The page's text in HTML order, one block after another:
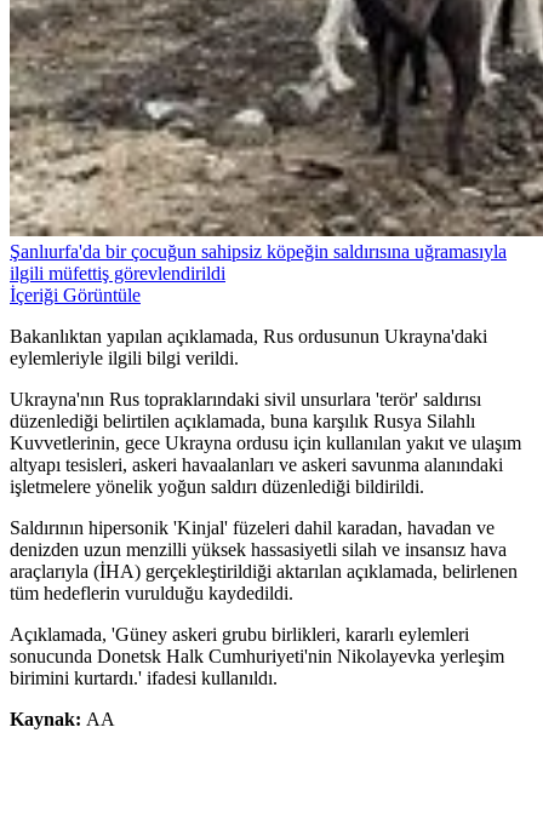
Şanlıurfa'da bir çocuğun sahipsiz köpeğin saldırısına uğramasıyla
ilgili müfettiş görevlendirildi
İçeriği Görüntüle
Bakanlıktan yapılan açıklamada, Rus ordusunun Ukrayna'daki
eylemleriyle ilgili bilgi verildi.
Ukrayna'nın Rus topraklarındaki sivil unsurlara 'terör' saldırısı
düzenlediği belirtilen açıklamada, buna karşılık Rusya Silahlı
Kuvvetlerinin, gece Ukrayna ordusu için kullanılan yakıt ve ulaşım
altyapı tesisleri, askeri havaalanları ve askeri savunma alanındaki
işletmelere yönelik yoğun saldırı düzenlediği bildirildi.
Saldırının hipersonik 'Kinjal' füzeleri dahil karadan, havadan ve
denizden uzun menzilli yüksek hassasiyetli silah ve insansız hava
araçlarıyla (İHA) gerçekleştirildiği aktarılan açıklamada, belirlenen
tüm hedeflerin vurulduğu kaydedildi.
Açıklamada, 'Güney askeri grubu birlikleri, kararlı eylemleri
sonucunda Donetsk Halk Cumhuriyeti'nin Nikolayevka yerleşim
birimini kurtardı.' ifadesi kullanıldı.
Kaynak: AA